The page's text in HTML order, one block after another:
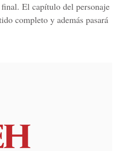
El capítulo del personaje
completo y además pasará